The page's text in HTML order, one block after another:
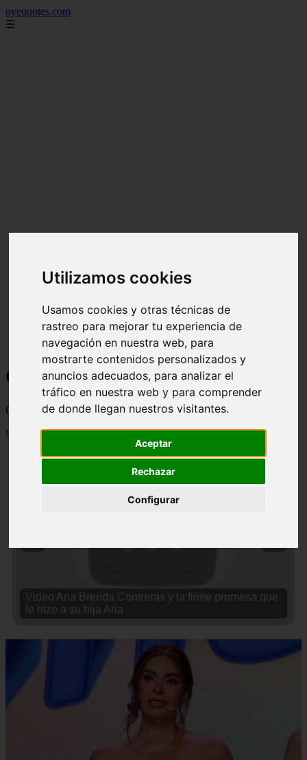
Utilizamos cookies
Usamos cookies y otras técnicas de
rastreo para mejorar tu experiencia de
navegación en nuestra web, para
mostrarte contenidos personalizados y
anuncios adecuados, para analizar el
tráfico en nuestra web y para comprender
de donde llegan nuestros visitantes.
Aceptar
Rechazar
Configurar
oyequotes.com
☰
Curiosidades y Sabias que
Cosas curiosas, curiosidades, noticias impactantes y mucho mas
Mostrando 1 - 24 de 2834 artículos
Video Ana Brenda Contreras y la firme promesa que
le hizo a su hija Aria